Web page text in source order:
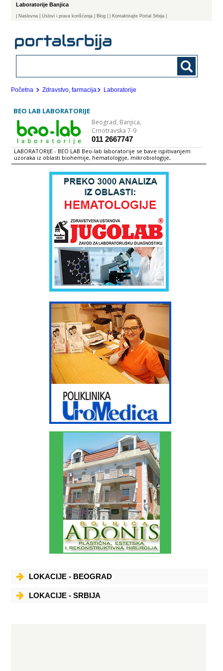
Laboratorije Banjica
Naslovna | Uslovi i prava korišćenja Blog | Kontaktirajte Portal Srbija |
Početna Zdravstvo, farmacija Laboratorije
BEO LAB LABORATORIJE
Beograd, Banjica,
Crnotravska 7-9
011 2667747
LABORATORIJE - BEO LAB Beo-lab laboratorije se bave ispitivanjem
uzoraka iz oblasti biohemije, hematologije, mikrobiologije,
patohistologije i genetike u skladu sa najvišim standardima kvaliteta i
zahtevima korisnika. Laboratorije su osnovane poštujući sve zahteve
kontrole kvaliteta rada laboratorija u pogledu opreme, ljudskih
resursa, potrošnog materijala, reagenasa i uslova rada bazirajući se na
principima dobre laboratorijske prakse. Beo-lab laboratorije raspolažu
ispitnom opremom najsavremenije tehnologije i zapošljavaju iskusne i
profesionalne stručnjake koji za fokus u procesu rada imaju postizanje
preciznih i pouzdanih rezultata u domenu laboratorijske dijagnostike.
LOKACIJE - BEOGRAD
LOKACIJE - SRBIJA